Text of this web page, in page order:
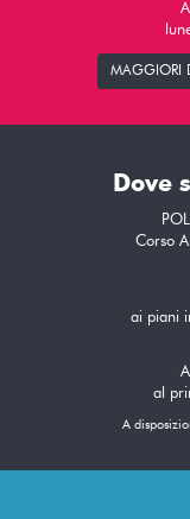
MAGGIORI
Dove
Corso
ai piani
al
A